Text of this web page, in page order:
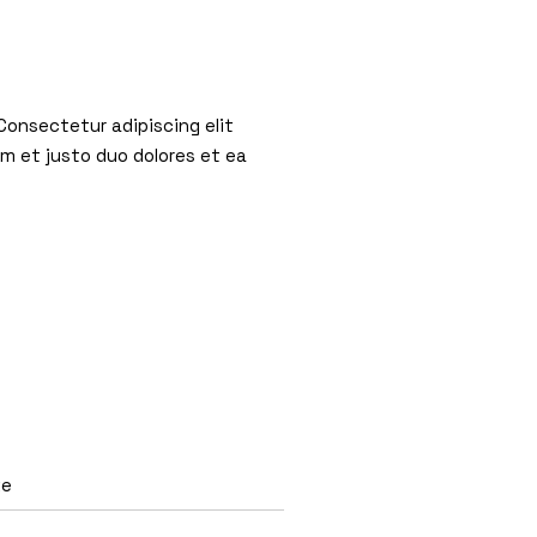
adipiscing elit
et justo duo dolores et ea